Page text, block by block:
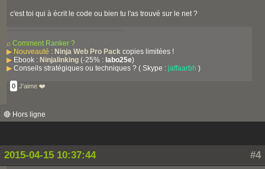
c'est toi qui à écrit le code ou bien tu l'as trouvé sur le net ?
⌕ Comment Ranker ?
▶ Nouveauté : Ninja Web Pro Pack copies limitées !
▶ Ebook : Ninjalinking (-25% : labo25e)
▶ Conseils stratégiques ou techniques ? ( Skype : jaffaarbh )
0 J'aime ❤️
🔴 Hors ligne
#4
2015-04-15 10:37:44